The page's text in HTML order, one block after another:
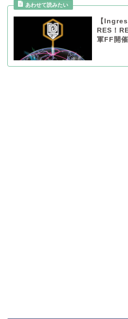
【
RES！
軍FF開